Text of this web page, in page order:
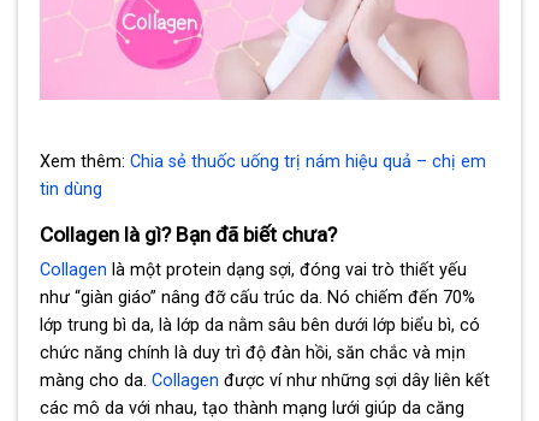
Xem thêm: Chia sẻ thuốc uống trị nám hiệu quả – chị em
tin dùng
Collagen là gì? Bạn đã biết chưa?
Collagen là một protein dạng sợi, đóng vai trò thiết yếu
như “giàn giáo” nâng đỡ cấu trúc da. Nó chiếm đến 70%
lớp trung bì da, là lớp da nằm sâu bên dưới lớp biểu bì, có
chức năng chính là duy trì độ đàn hồi, săn chắc và mịn
màng cho da. Collagen được ví như những sợi dây liên kết
các mô da với nhau, tạo thành mạng lưới giúp da căng